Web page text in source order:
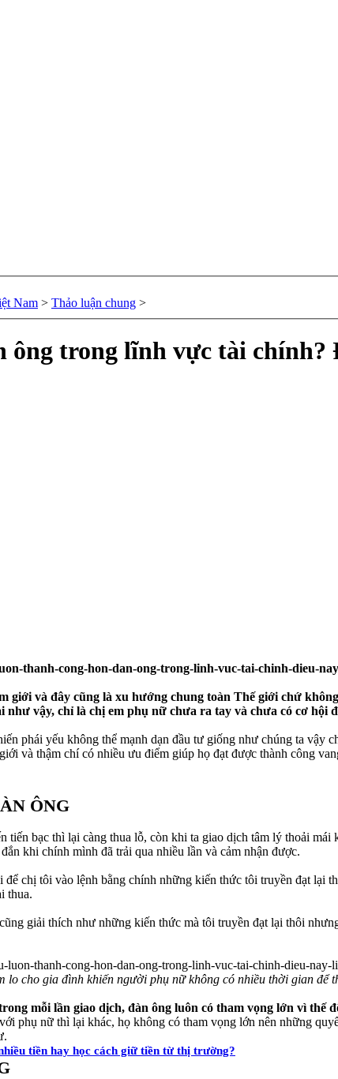
Nam > Thảo luận chung >
ông trong lĩnh vực tài chính?
giới và đây cũng là xu hướng chung toàn Thế giới chứ
vậy, chỉ là chị em phụ nữ chưa ra tay và chưa có cơ hội
phái yếu không thể mạnh dạn đầu tư giống như chúng ta vậy
và thậm chí có nhiều ưu điểm giúp họ đạt được thành công
ÔNG
tiến bạc thì lại càng thua lỗ, còn khi ta giao dịch tâm lý thoải
khi chính mình đã trải qua nhiều lần và cảm nhận được.
chị tôi vào lệnh bằng chính những kiến thức tôi truyền đạt lại
thua.
giải thích như những kiến thức mà tôi truyền đạt lại thôi
lo cho gia đình khiến người phụ nữ không có nhiều thời gian để
mỗi lần giao dịch, đàn ông luôn có tham vọng lớn vì thế
phụ nữ thì lại khác, họ không có tham vọng lớn nên những
tiền hay học cách giữ tiền từ thị trường?